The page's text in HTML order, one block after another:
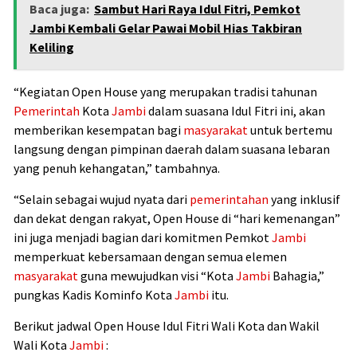
Baca juga: Sambut Hari Raya Idul Fitri, Pemkot
Jambi Kembali Gelar Pawai Mobil Hias Takbiran
Keliling
“Kegiatan Open House yang merupakan tradisi tahunan
Pemerintah Kota Jambidalam suasana Idul Fitri ini, akan
memberikan kesempatan bagi masyarakatuntuk bertemu
langsung dengan pimpinan daerah dalam suasana lebaran
yang penuh kehangatan,” tambahnya.
“Selain sebagai wujud nyata dari pemerintahan yang inklusif
dan dekat dengan rakyat, Open House di “hari kemenangan”
ini juga menjadi bagian dari komitmen PemkotJambi
memperkuat kebersamaan dengan semua elemen
masyarakatguna mewujudkan visi “Kota Jambi Bahagia,”
pungkas Kadis Kominfo Kota Jambi itu.
Berikut jadwal Open House Idul Fitri Wali Kota dan Wakil
Wali Kota Jambi: